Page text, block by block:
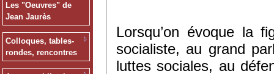
Les "Oeuvres" de
Jean Jaurès
Colloques, tables-
rondes, rencontres
Lorsqu’on évoque la
socialiste, au grand
luttes sociales, au